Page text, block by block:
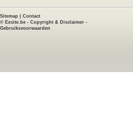
Sitemap
Contact
© Exsite.be - Copyright & Disclaimer -
Gebruiksvoorwaarden